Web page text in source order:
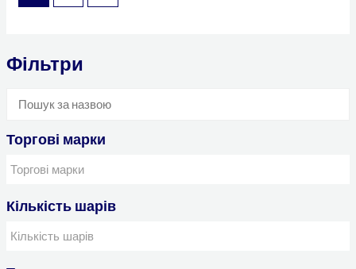
Фільтри
Торгові марки
Кількість шарів